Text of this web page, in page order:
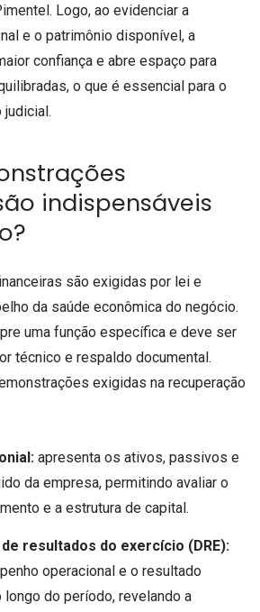
Logo, ao evidenciar a
e o patrimônio disponível, a
confiança e abre espaço para
o que é essencial para o
judicial.
indispensáveis
são exigidas por lei e
da saúde econômica do negócio.
uma função específica e deve ser
técnico e respaldo documental.
exigidas na recuperação
apresenta os ativos, passivos e
da empresa, permitindo avaliar o
e a estrutura de capital.
resultados do exercício (DRE):
operacional e o resultado
longo do período, revelando a